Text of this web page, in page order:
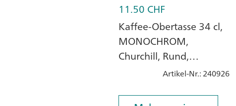
11.50 CHF
Kaffee-Obertasse 34 cl,
MONOCHROM,
Churchill, Rund,
Cinnamon Brown,
Artikel-Nr.: 240926